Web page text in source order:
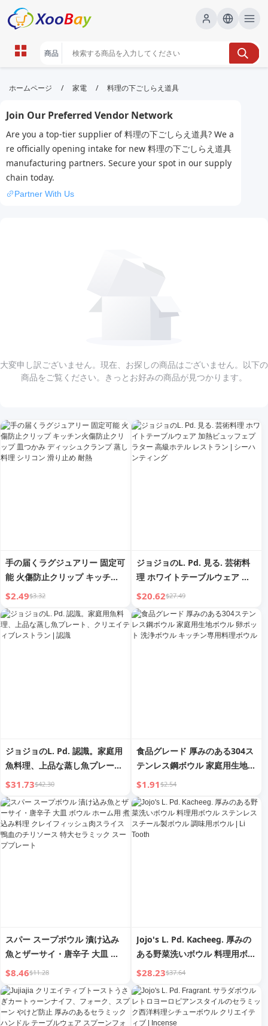
料理の下ごしらえ道具 | XOOBAY
料理,下ごしらえ,用具,キッチン,ツール,包丁,まな板,
wholesale 料理の下ごしらえ道具, XOOBAY
料理の下ごしらえに役立つ道具の選び方と使い方を解説。定番ツールの
比較と選定ポイントを紹介します。
ホームページ / 家電 / 料理の下ごしらえ道具
Join Our Preferred Vendor Network
Are you a top-tier supplier of 料理の下ごしらえ道具? We a
re officially opening intake for new 料理の下ごしらえ道具
manufacturing partners. Secure your spot in our supply
chain today.
Partner With Us
大変申し訳ございません。現在、お探しの商品はございません。以下の
商品をご覧ください。きっとお好みの商品が見つかります。
手の届くラグジュアリー 固定可
能 火傷防止クリップ キッチン
火傷防止クリップ 皿つかみ デ
ィッシュクランプ 蒸し料理 シ
リコン 滑り止め 耐熱
$2.49$3.32
ジョジョのL. Pd. 見る. 芸術料
理 ホワイトテーブルウェア 加
熱ビュッフェプラター 高級ホテ
ル レストラン | シーハンティ
ング
$20.62$27.49
ジョジョのL. Pd. 認識。家庭用
魚料理、上品な蒸し魚プレー
ト、クリエイティブレストラン
| 認識
$31.73$42.30
食品グレード 厚みのある304ス
テンレス鋼ボウル 家庭用生地ボ
ウル 卵ポット 洗浄ボウル キッ
チン専用料理ボウル
$1.91$2.54
スパー スープボウル 漬け込み
魚とザーサイ・唐辛子 大皿 ボ
ウル ホーム用 煮込み料理 クレ
イフィッシュ肉スライス 鴨血の
チリソース 特大セラミック ス
ーププレート
$8.46$11.28
Jojo's L. Pd. Kacheeg. 厚みの
ある野菜洗いボウル 料理用ボウ
ル ステンレススチール製ボウル
調味用ボウル | Li Tooth
$28.23$37.64